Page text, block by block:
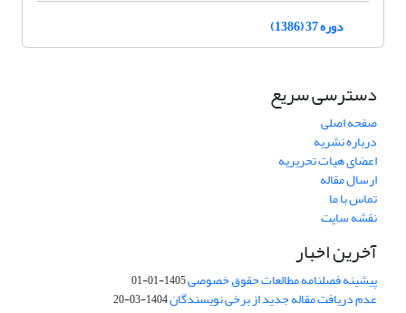
دوره 37 (1386)
دسترسی سریع
صفحه اصلی
درباره نشریه
اعضای هیات تحریریه
ارسال مقاله
تماس با ما
نقشه سایت
آخرین اخبار
پیشینه فصلنامه مطالعات حقوق خصوصی1405-01-01
عدم دریافت مقاله جدید از برخی نویسندگان1404-03-20